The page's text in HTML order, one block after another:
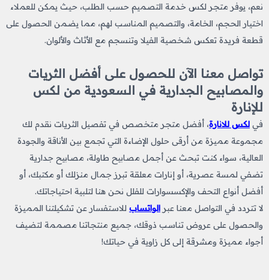
نعم، يوفر متجر لكس خدمة التصميم حسب الطلب، حيث يمكن للعملاء
اختيار الحجم، الخامة، والتصميم المناسب لهم، مما يضمن الحصول على
قطعة فريدة تعكس شخصية الفيلا وتنسجم مع الأثاث والألوان.
تواصل معنا الآن للحصول على أفضل الثريات
والمصابيح الجدارية في السعودية من لكس
للإنارة
في لكس للانارة، أفضل متجر متخصص في تفصيل الثريات نقدم لك
مجموعة مميزة من أرقى حلول الإضاءة التي تجمع بين الأناقة والجودة
العالية، سواء كنت تبحث عن أجمل مصابيح طاولة، مصابيح جدارية
تضفي لمسة عصرية، أو إنارات معلقة تبرز جمال منزلك أو مكتبك، أو
أفضل أنواع التحف والإكسسوارات للفلل نحن هنا لتلبية احتياجاتك.
لا تتردد في التواصل معنا عبر الواتساب للاستفسار عن تشكيلتنا المميزة
والحصول على عروض تناسب ذوقك، جميع منتجاتنا مصممة لتضيف
أجواء مميزة ومشرقة إلى كل زاوية في حياتك!